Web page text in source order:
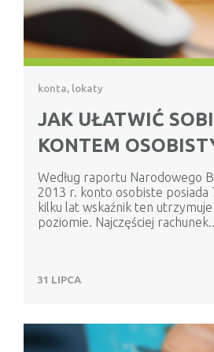
konta, lokaty
JAK UŁATWIĆ
KONTEM
Według raportu Narodowego
2013 r. konto osobiste posiada
kilku lat wskaźnik ten
poziomie. Najczęściej
31 LIPCA